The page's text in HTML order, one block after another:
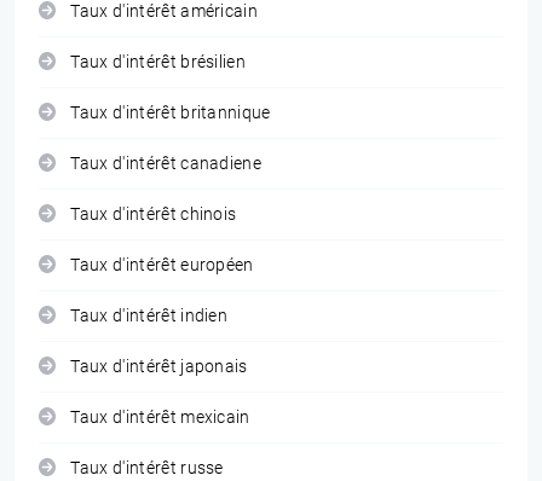
Taux d'intérêt américain
Taux d'intérêt brésilien
Taux d'intérêt britannique
Taux d'intérêt canadiene
Taux d'intérêt chinois
Taux d'intérêt européen
Taux d'intérêt indien
Taux d'intérêt japonais
Taux d'intérêt mexicain
Taux d'intérêt russe